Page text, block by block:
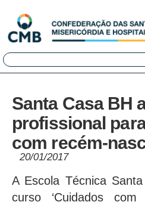
Santa Casa BH
profissional
com recém-
20/01/2017
A Escola Técnica
curso ‘Cuidados com